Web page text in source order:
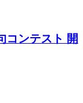
コンテスト 開